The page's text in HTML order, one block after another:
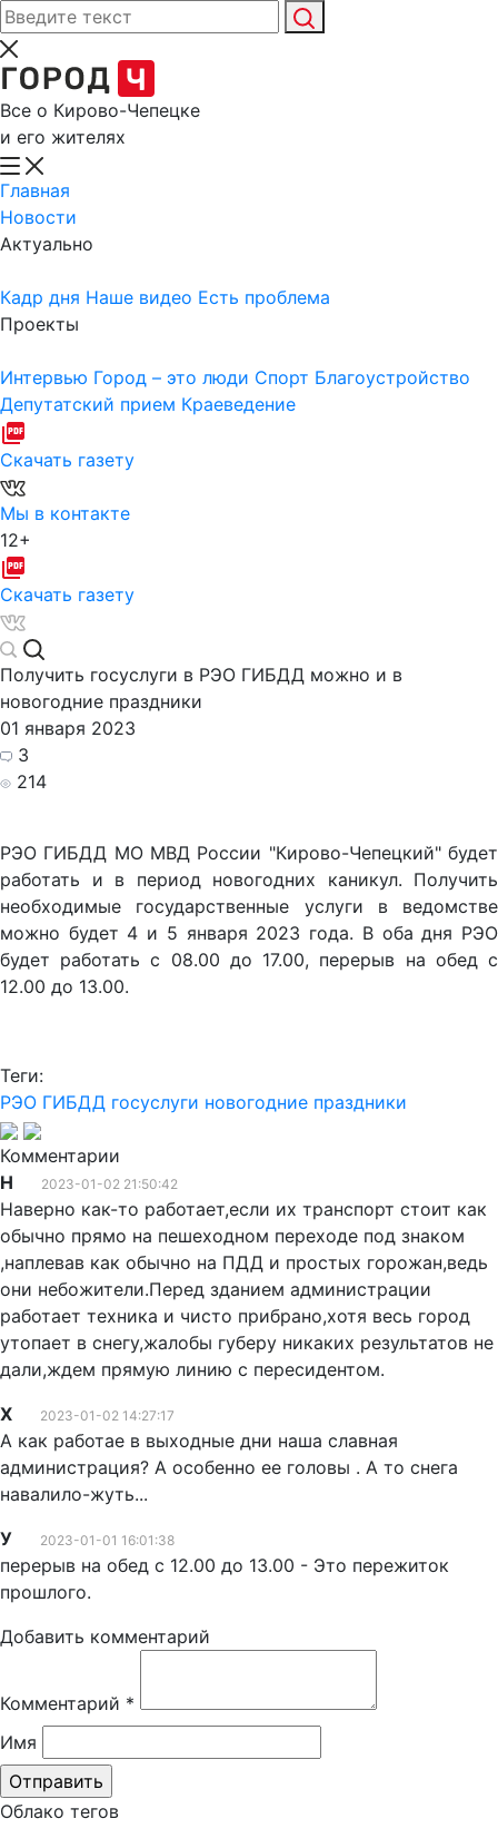
Все о Кирово-Чепецке
и его жителях
Главная
Новости
Актуально
Кадр дня Наше видео Есть проблема
Проекты
Интервью Город – это люди Спорт Благоустройство
Депутатский прием Краеведение
Скачать газету
Мы в контакте
12+
Скачать газету
Получить госуслуги в РЭО ГИБДД можно и в
новогодние праздники
01 января 2023
3
214
РЭО ГИБДД МО МВД России "Кирово-Чепецкий" будет
работать и в период новогодних каникул. Получить
необходимые государственные услуги в ведомстве
можно будет 4 и 5 января 2023 года. В оба дня РЭО
будет работать с 08.00 до 17.00, перерыв на обед с
12.00 до 13.00.
Теги:
РЭО ГИБДД госуслуги новогодние праздники
Комментарии
Н
2023-01-02 21:50:42
Наверно как-то работает,если их транспорт стоит как
обычно прямо на пешеходном переходе под знаком
,наплевав как обычно на ПДД и простых горожан,ведь
они небожители.Перед зданием администрации
работает техника и чисто прибрано,хотя весь город
утопает в снегу,жалобы губеру никаких результатов не
дали,ждем прямую линию с пересидентом.
Х
2023-01-02 14:27:17
А как работае в выходные дни наша славная
администрация? А особенно ее головы . А то снега
навалило-жуть...
У
2023-01-01 16:01:38
перерыв на обед с 12.00 до 13.00 - Это пережиток
прошлого.
Добавить комментарий
Комментарий *
Имя
Облако тегов